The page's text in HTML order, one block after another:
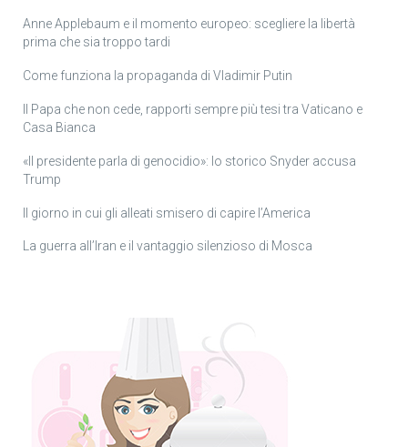
Anne Applebaum e il momento europeo: scegliere la libertà
prima che sia troppo tardi
Come funziona la propaganda di Vladimir Putin
Il Papa che non cede, rapporti sempre più tesi tra Vaticano e
Casa Bianca
«Il presidente parla di genocidio»: lo storico Snyder accusa
Trump
Il giorno in cui gli alleati smisero di capire l’America
La guerra all’Iran e il vantaggio silenzioso di Mosca